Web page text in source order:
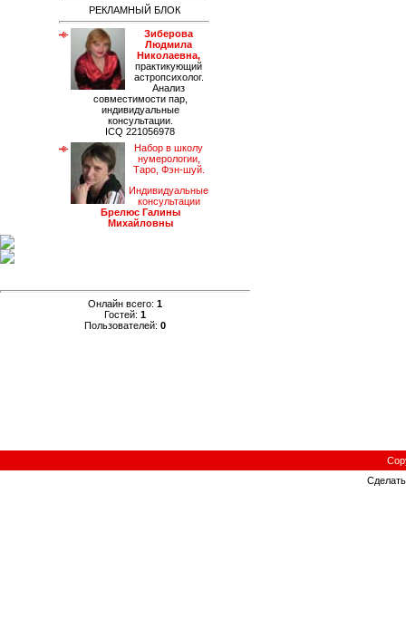
РЕКЛАМНЫЙ БЛОК
Зиберова
Людмила
Николаевна,
практикующий
астропсихолог.
Анализ
совместимости пар,
индивидуальные
консультации.
ICQ 221056978
Набор в школу
нумерологии,
Таро, Фэн-шуй.
Индивидуальные
консультации
Брелюс Галины
Михайловны
Онлайн всего: 1
Гостей: 1
Пользователей: 0